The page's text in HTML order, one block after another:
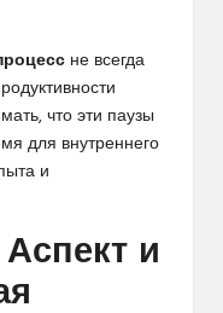
не всегда
что эти паузы
для внутреннего
и
и